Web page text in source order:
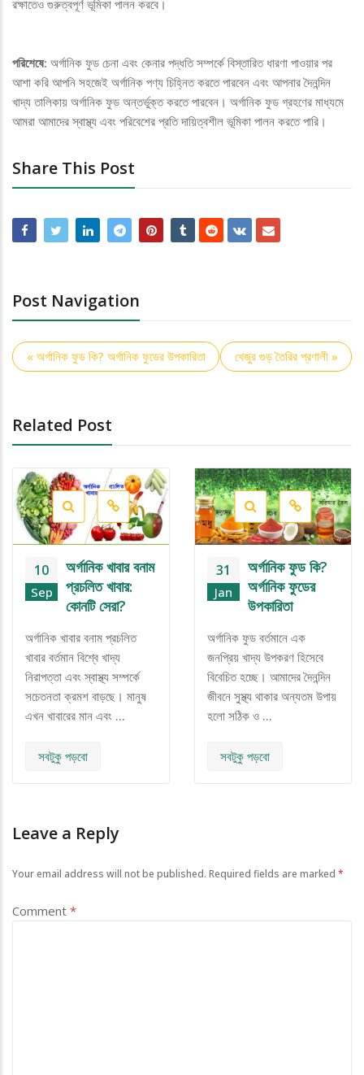
রক্ষাতেও গুরুত্বপূর্ণ ভূমিকা পালন করবে।
পরিশেষে: অর্গানিক ফুড চেনা এবং কেনার পদ্ধতি সম্পর্কে বিস্তারিত ধারণা পাওয়ার পর
আশা করি আপনি সহজেই অর্গানিক পণ্য চিহ্নিত করতে পারবেন এবং আপনার দৈনন্দিন
খাদ্য তালিকায় অর্গানিক ফুড অন্তর্ভুক্ত করতে পারবেন। অর্গানিক ফুড গ্রহণের মাধ্যমে
আমরা আমাদের স্বাস্থ্য এবং পরিবেশের প্রতি দায়িত্বশীল ভূমিকা পালন করতে পারি।
Share This Post
Post Navigation
« অর্গানিক ফুড কি? অর্গানিক ফুডের উপকারিতা খেজুর গুড় তৈরির প্রণালী »
Related Post
10
Sep
অর্গানিক খাবার বনাম
প্রচলিত খাবার:
কোনটি সেরা?
অর্গানিক খাবার বনাম প্রচলিত
খাবার বর্তমান বিশ্বে খাদ্য
নিরাপত্তা এবং স্বাস্থ্য সম্পর্কে
সচেতনতা ক্রমশ বাড়ছে। মানুষ
এখন খাবারের মান এবং …
সবটুকু পড়বো
31
Jan
অর্গানিক ফুড কি?
অর্গানিক ফুডের
উপকারিতা
অর্গানিক ফুড বর্তমানে এক
জনপ্রিয় খাদ্য উপকরণ হিসেবে
বিবেচিত হচ্ছে। আমাদের দৈনন্দিন
জীবনে সুস্থ্য থাকার অন্যতম উপায়
হলো সঠিক ও …
সবটুকু পড়বো
Leave a Reply
Your email address will not be published. Required fields are marked *
Comment *